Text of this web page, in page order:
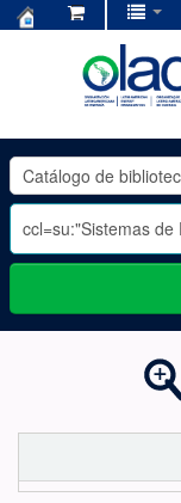
OLADE
-